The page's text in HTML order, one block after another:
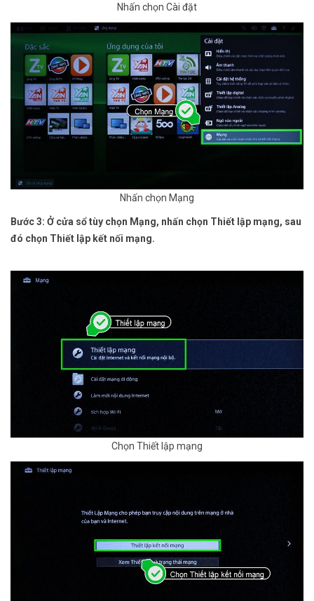
Nhấn chọn Cài đặt
Nhấn chọn Mạng
Bước 3: Ở cửa sổ tùy chọn Mạng, nhấn chọn Thiết lập mạng, sau
đó chọn Thiết lập kết nối mạng.
Chọn Thiết lập mạng